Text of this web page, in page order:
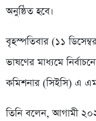
অনুষ্ঠিত হবে।
বৃহস্পতিবার (১১
ভাষণের মাধ্যমে
কমিশনার (সিইসি) এ
তিনি বলেন, আগামী